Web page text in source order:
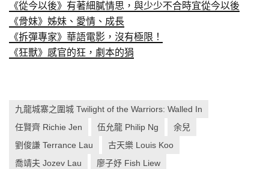
《從今以後》有著細膩情思，與少少不合時宜從今以後
《骨妹》姊妹、愛情、成長
《拆彈專家》華語電影，沒有極限！
《狂獸》感官的狂，劇本的狷
九龍城寨之圍城 Twilight of the Warriors: Walled In
任賢齊 Richie Jen
伍允龍 Philip Ng
余兒
劉俊謙 Terrance Lau
古天樂 Louis Koo
喬靖夫 Jozev Lau
廖子妤 Fish Liew